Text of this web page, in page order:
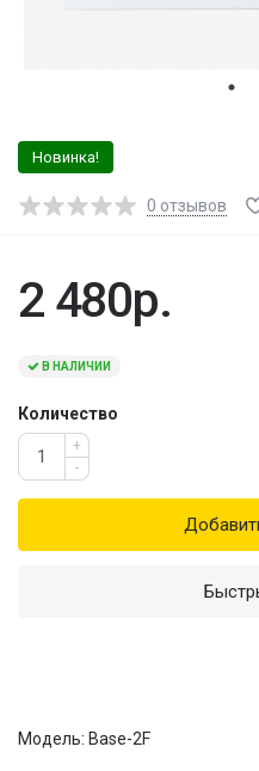
Новинка!
0 отзывов
2 480р.
В НАЛИЧИИ
Количество
+
-
Модель: Base-2F